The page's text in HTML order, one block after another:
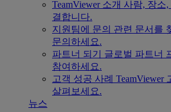
TeamViewer 소개 사람, 장소
결합니다.
지원팀에 문의 관련 문서를
문의하세요.
파트너 되기
글로벌 파트너
참여하세요.
고객 성공 사례 TeamViewer
살펴보세요.
뉴스